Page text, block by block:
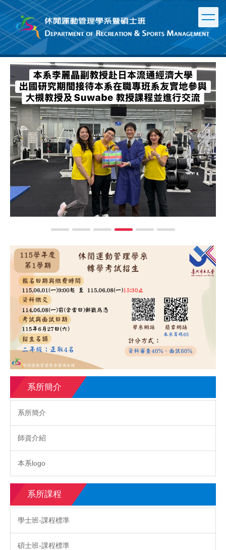
跳
到
主
要
內
系所簡介
系所簡介
師資介紹
本系logo
系所課程
學士班-課程標準
碩士班-課程標準